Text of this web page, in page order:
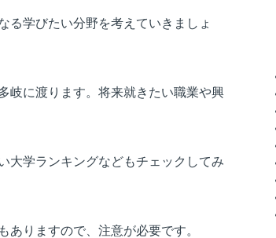
る学びたい分野を考えていきましょ
岐に渡ります。将来就きたい職業や興
大学ランキングなどもチェックしてみ
りますので、注意が必要です。